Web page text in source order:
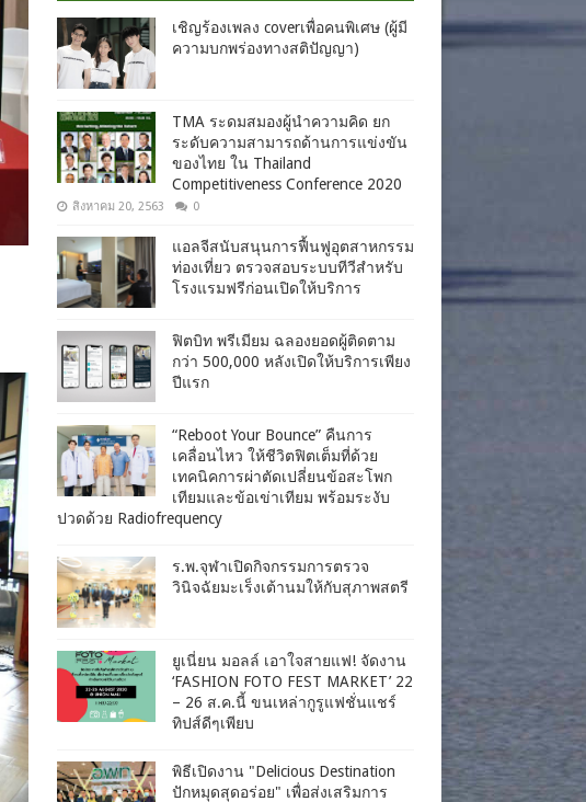
เชิญร้องเพลง coverเพื่อคนพิเศษ (ผู้มี
ความบกพร่องทางสติปัญญา)
TMA ระดมสมองผู้นำความคิด ยก
ระดับความสามารถด้านการแข่งขัน
ของไทย ใน Thailand
Competitiveness Conference 2020
สิงหาคม 20, 2563 0
แอลจีสนับสนุนการฟื้นฟูอุตสาหกรรม
ท่องเที่ยว ตรวจสอบระบบทีวีสำหรับ
โรงแรมฟรีก่อนเปิดให้บริการ
ฟิตบิท พรีเมียม ฉลองยอดผู้ติดตาม
กว่า 500,000 หลังเปิดให้บริการเพียง
ปีแรก
“Reboot Your Bounce” คืนการ
เคลื่อนไหว ให้ชีวิตฟิตเต็มที่ด้วย
เทคนิคการผ่าตัดเปลี่ยนข้อสะโพก
เทียมและข้อเข่าเทียม พร้อมระงับ
ปวดด้วย Radiofrequency
ร.พ.จุฬาเปิดกิจกรรมการตรวจ
วินิจฉัยมะเร็งเต้านมให้กับสุภาพสตรี
ยูเนี่ยน มอลล์ เอาใจสายแฟ! จัดงาน
‘FASHION FOTO FEST MARKET’ 22
– 26 ส.ค.นี้ ขนเหล่ากูรูแฟชั่นแชร์
ทิปส์ดีๆเพียบ
พิธีเปิดงาน "Delicious Destination
ปักหมุดสุดอร่อย" เพื่อส่งเสริมการ